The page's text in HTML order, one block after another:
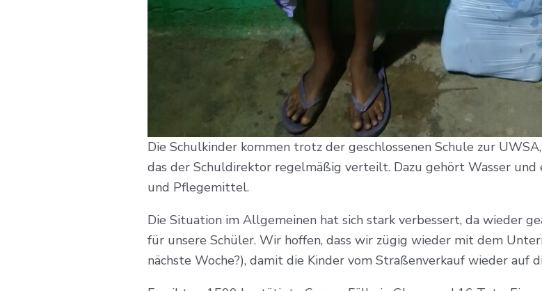
Die Schulkinder kommen trotz der geschlossenen Schule zur
das der Schuldirektor regelmäßig verteilt. Dazu gehört Wasser
und Pflegemittel.
Die Situation im Allgemeinen hat sich stark verbessert, da wieder
für unsere Schüler. Wir hoffen, dass wir zügig wieder mit dem
nächste Woche?), damit die Kinder vom Straßenverkauf wieder auf